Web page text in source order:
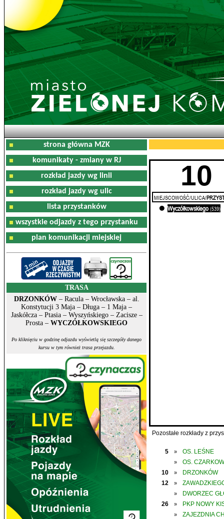
strona główna MZK
komunikaty - zmiany w RJ
rozkład jazdy wg linii
rozkład jazdy wg ulic
lista przystanków
wszystkie odjazdy z tego przystanku
plan komunikacji miejskiej
TRASA
DRZONKÓW– Racula – Wrocławska – al.
Konstytucji 3 Maja – Długa – 1 Maja –
Jaskółcza – Ptasia – Wyszyńskiego – Zacisze –
Prosta – WYCZÓŁKOWSKIEGO
Po kliknięciu w godzinę odjazdu wyświetlą się szczegóły danego
kursu w tym również trasa przejazdu.
10
MIEJSCOWOŚĆ/ULICA/
Wyczółkowskiego (539)
Pozostałe rozkłady z
5 » OS. LEŚNE
»
OS.
10
»
DRZONKÓW
12
»
»
DWORZEC
26
» PKP NOWY
»
ZAJEZDNIA